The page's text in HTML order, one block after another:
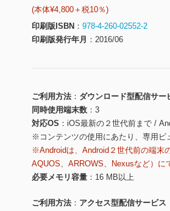
(本体¥4,800＋税10％)
印刷版ISBN
978-4-260-02552-2
印刷版発行年月
2016/06
ご利用方法
ダウンロード型配信サー
同時使用端末数
3
対応OS
iOS最新の２世代前まで /
※コンテンツの使用にあたり、専用ビ
※Androidは、Android２世代前の端末
AQUOS、ARROWS、Nexusなど）に
必要メモリ容量
16 MB以上
ご利用方法
アクセス型配信サービス